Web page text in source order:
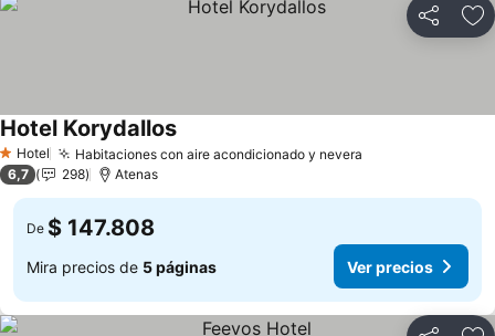
Compartir
1 Estrellas
Hotel Habitaciones con aire acondicionado y nevera
Hotel Korydallos
6,7 298 Atenas
De $ 147.808
Mira precios de 5 páginas Ver precios